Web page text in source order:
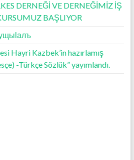
DERNEĞİ VE DERNEĞİMİZ İŞ
BAŞLIYOR
Hayri Kazbek’in hazırlamış
-Türkçe Sözlük” yayımlandı.